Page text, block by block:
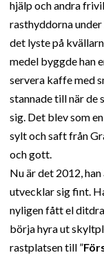
hjälp och andra
rasthyddorna
det lyste på
medel byggde han
servera kaffe med
stannade till när de
sig. Det blev som
sylt och saft från
och gott.
Nu är det 2012,
utvecklar sig fint.
nyligen fått el
börja hyra ut
rastplatsen till ”